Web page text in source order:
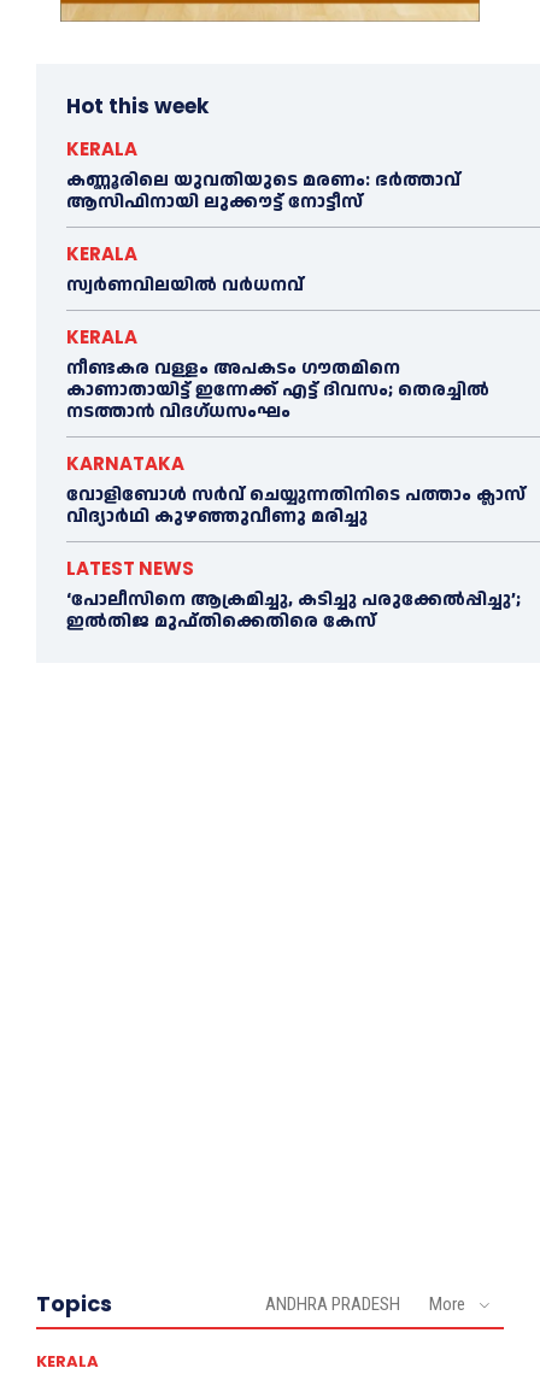
Hot this week
KERALA
കണ്ണൂരിലെ യുവതിയുടെ മരണം: ഭര്‍ത്താവ്
ആസിഫിനായി ലുക്കൗട്ട് നോട്ടീസ്
KERALA
സ്വർണവിലയിൽ വർധനവ്
KERALA
നീണ്ടകര വള്ളം അപകടം ഗൗതമിനെ
കാണാതായിട്ട് ഇന്നേക്ക് എട്ട് ദിവസം; തെരച്ചില്‍
നടത്താൻ വിദഗ്ധസംഘം
KARNATAKA
വോളിബോൾ സർവ് ചെയ്യുന്നതിനിടെ പത്താം ക്ലാസ്
വിദ്യാർഥി കുഴഞ്ഞുവീണു മരിച്ചു
LATEST NEWS
‘പോലീസിനെ ആക്രമിച്ചു, കടിച്ചു പരുക്കേല്‍പ്പിച്ചു’;
ഇല്‍തിജ മുഫ്തിക്കെതിരെ കേസ്
Topics ANDHRA PRADESH More
KERALA